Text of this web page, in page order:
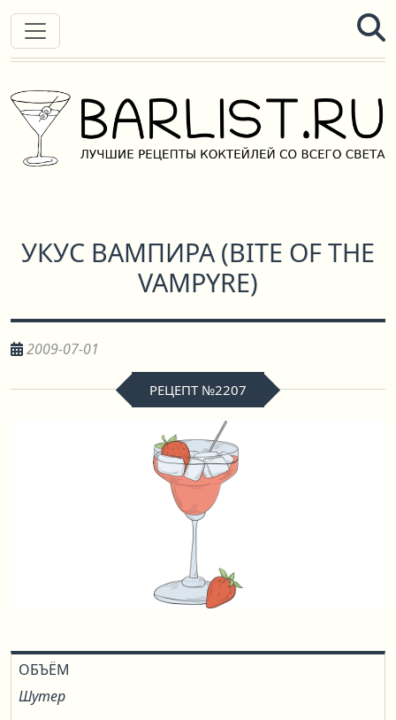
УКУС ВАМПИРА(BITE OF THE
VAMPYRE)
2009-07-01
РЕЦЕПТ №2207
ОБЪЁМ
Шутер